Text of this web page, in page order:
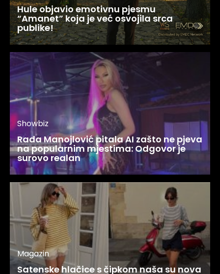
Hule objavio emotivnu pjesmu
“Amanet” koja je već osvojila srca
publike!
Showbiz
Rada Manojlović pitala AI zašto ne pjeva
na popularnim mjestima: Odgovor je
surovo realan
Magazin
Satenske hlačice s čipkom naša su nova